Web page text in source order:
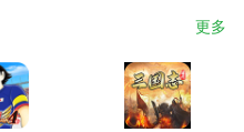
更多